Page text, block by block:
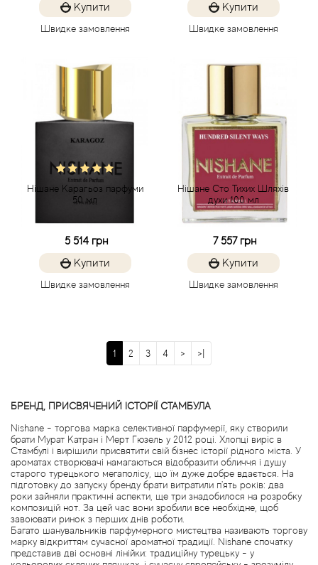
Купити
Швидке замовлення
Купити
Швидке замовлення
Нішане Карагьоз парфуми
50 мл
5 514 грн
Купити
Швидке замовлення
Нішане Сто Тихих Шляхів
духи 100 мл
7 557 грн
Купити
Швидке замовлення
1 2 3 4 > >|
БРЕНД, ПРИСВЯЧЕНИЙ ІСТОРІЇ СТАМБУЛА
Nishane - торгова марка селективної парфумерії, яку створили
брати Мурат Катран і Мерт Гюзель у 2012 році. Хлопці виріс в
Стамбулі і вирішили присвятити свій бізнес історії рідного міста. У
ароматах створювачі намагаються відобразити обличчя і душу
старого турецького мегаполісу, що їм дуже добре вдається. На
підготовку до запуску бренду брати витратили п'ять років: два
роки зайняли практичні аспекти, ще три знадобилося на розробку
композицій нот. За цей час вони зробили все необхідне, щоб
завоювати ринок з перших днів роботи.
Багато шанувальників парфумерного мистецтва називають торгову
марку відкриттям сучасної ароматної традиції. Nishane спочатку
представив дві основні лінійки: традиційну турецьку - у
Beyonce
Biotherm
Blackglama
Blumarine
Bois 1920
Bon Parfumeur
Bond No.9
Bottega Profumiera
Bottega Veneta